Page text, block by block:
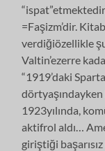
=Faşizm’dir.
verdiğiözellikle
Valtin’ezerre
“1919’daki
dörtyaşındayken
1923yılında,
aktifrol aldı…
giriştiği